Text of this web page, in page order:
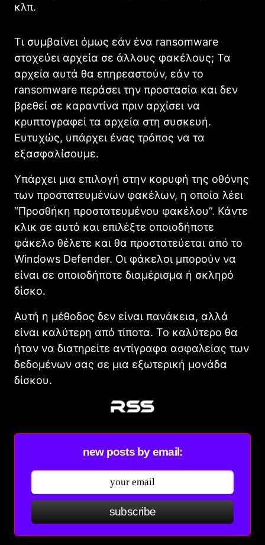
κλπ.
Τι συμβαίνει όμως εάν ένα ransomware
στοχεύει αρχεία σε άλλους φακέλους; Τα
αρχεία αυτά θα επηρεαστούν, εάν το
ransomware περάσει την προστασία και δεν
βρεθεί σε καραντίνα πριν αρχίσει να
κρυπτογραφεί τα αρχεία στη συσκευή.
Ευτυχώς, υπάρχει ένας τρόπος να τα
εξασφαλίσουμε.
Υπάρχει μια επιλογή στην κορυφή της οθόνης
των προστατευμένων φακέλων, η οποία λέει
“Προσθήκη προστατευμένου φακέλου”. Κάντε
κλικ σε αυτό και επιλέξτε οποιοδήποτε
φάκελο θέλετε και θα προστατεύεται από το
Windows Defender. Οι φάκελοι μπορούν να
είναι σε οποιοδήποτε διαμέρισμα ή σκληρό
δίσκο.
Αυτή η μέθοδος δεν είναι πανάκεια, αλλά
είναι καλύτερη από τίποτα. Το καλύτερο θα
ήταν να διατηρείτε αντίγραφα ασφαλείας των
δεδομένων σας σε μια εξωτερική μονάδα
δίσκου.
new posts by email:
subscribe